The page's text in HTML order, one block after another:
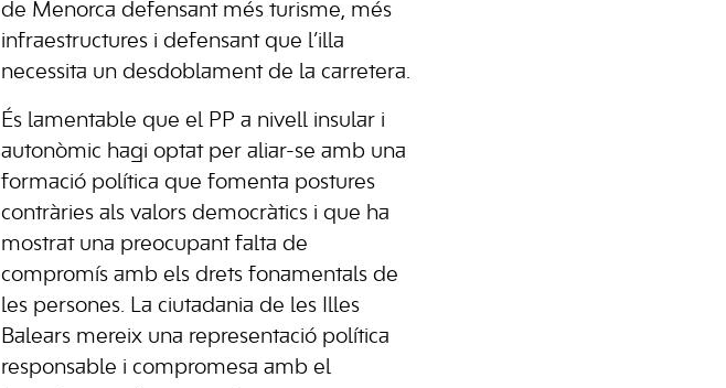
de Menorca defensant més turisme, més
infraestructures i defensant que l’illa
necessita un desdoblament de la carretera.
És lamentable que el PP a nivell insular i
autonòmic hagi optat per aliar-se amb una
formació política que fomenta postures
contràries als valors democràtics i que ha
mostrat una preocupant falta de
compromís amb els drets fonamentals de
les persones. La ciutadania de les Illes
Balears mereix una representació política
responsable i compromesa amb el